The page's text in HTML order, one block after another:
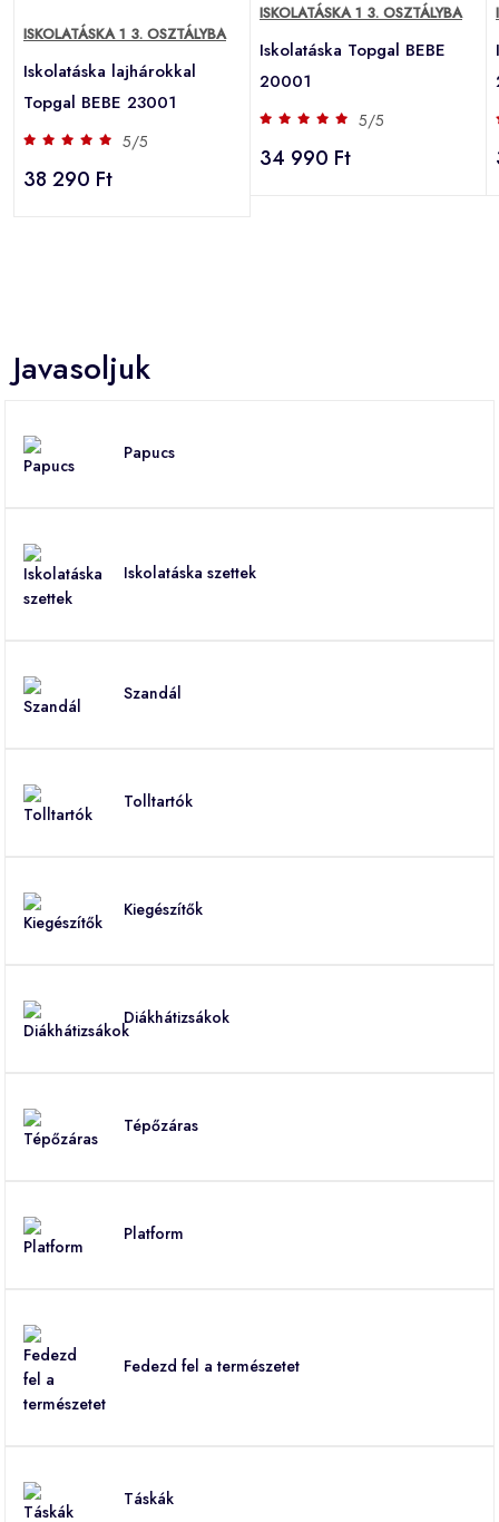
ISKOLATÁSKA 1 3. OSZTÁLYBA
Iskolatáska lajhárokkal
Topgal BEBE 23001
5/5
38 290 Ft
ISKOLATÁSKA 1 3. OSZTÁLYBA
Iskolatáska Topgal BEBE
20001
5/5
34 990 Ft
Javasoljuk
Papucs
Iskolatáska szettek
Szandál
Tolltartók
Kiegészítők
Diákhátizsákok
Tépőzáras
Platform
Fedezd fel a természetet
Táskák